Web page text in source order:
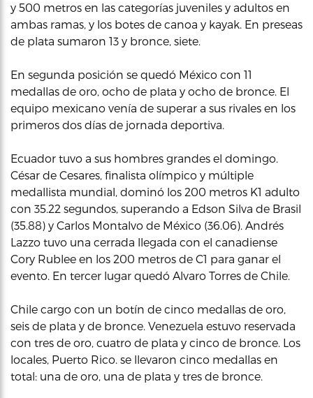
y 500 metros en las categorías juveniles y adultos en
ambas ramas, y los botes de canoa y kayak. En preseas
de plata sumaron 13 y bronce, siete.
En segunda posición se quedó México con 11
medallas de oro, ocho de plata y ocho de bronce. El
equipo mexicano venía de superar a sus rivales en los
primeros dos días de jornada deportiva.
Ecuador tuvo a sus hombres grandes el domingo.
César de Cesares, finalista olímpico y múltiple
medallista mundial, dominó los 200 metros K1 adulto
con 35.22 segundos, superando a Edson Silva de Brasil
(35.88) y Carlos Montalvo de México (36.06). Andrés
Lazzo tuvo una cerrada llegada con el canadiense
Cory Rublee en los 200 metros de C1 para ganar el
evento. En tercer lugar quedó Alvaro Torres de Chile.
Chile cargo con un botín de cinco medallas de oro,
seis de plata y de bronce. Venezuela estuvo reservada
con tres de oro, cuatro de plata y cinco de bronce. Los
locales, Puerto Rico. se llevaron cinco medallas en
total: una de oro, una de plata y tres de bronce.